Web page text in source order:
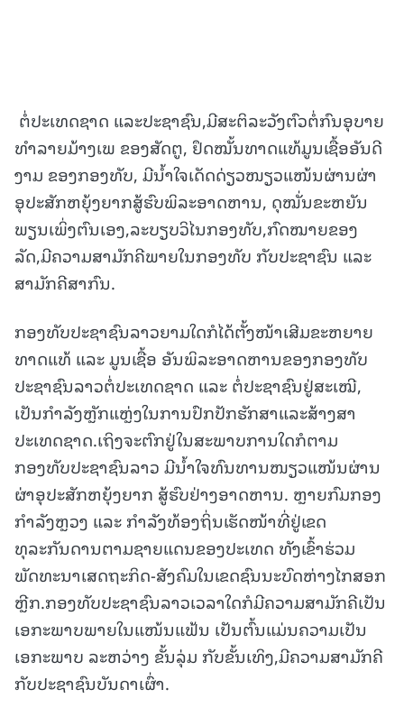
ຕໍ່ປະເທດຊາດ ແລະປະຊາຊົນ,ມີສະຕິລະວັງຕົວຕໍ່ກົນອຸບາຍ
ທຳລາຍມ້າງເພ ຂອງສັດຕູ, ຢຶດໝັ້ນທາດແທ້ມູນເຊື້ອອັນດີ
ງາມ ຂອງກອງທັບ, ມີນ້ຳໃຈເດັດດ່ຽວໜຽວແໜ້ນຜ່ານຜ່າ
ອຸປະສັກຫຍຸ້ງຍາກສູ້ຮົບພິລະອາດຫານ, ດຸໝັ່ນຂະຫຍັນ
ພຽນເພິ່ງຕົນເອງ,ລະບຽບວິໄນກອງທັບ,ກົດໝາຍຂອງ
ລັດ,ມີຄວາມສາມັກຄີພາຍໃນກອງທັບ ກັບປະຊາຊົນ ແລະ
ສາມັກຄີສາກົນ.
ກອງທັບປະຊາຊົນລາວຍາມໃດກໍໄດ້ຕັ້ງໜ້າເສີມຂະຫຍາຍ
ທາດແທ້ ແລະ ມູນເຊື້ອ ອັນພິລະອາດຫານຂອງກອງທັບ
ປະຊາຊົນລາວຕໍ່ປະເທດຊາດ ແລະ ຕໍ່ປະຊາຊົນຢູ່ສະເໝີ,
ເປັນກຳລັງຫຼັກແຫຼ່ງໃນການປົກປັກຮັກສາແລະສ້າງສາ
ປະເທດຊາດ.ເຖິງຈະຕົກຢູ່ໃນສະພາບການໃດກໍຕາມ
ກອງທັບປະຊາຊົນລາວ ມີນ້ຳໃຈທົນທານໜຽວແໜ້ນຜ່ານ
ຜ່າອຸປະສັກຫຍຸ້ງຍາກ ສູ້ຮົບຢ່າງອາດຫານ. ຫຼາຍກົມກອງ
ກຳລັງຫຼວງ ແລະ ກໍາລັງທ້ອງຖິ່ນເຮັດໜ້າທີ່ຢູ່ເຂດ
ທຸລະກັນດານຕາມຊາຍແດນຂອງປະເທດ ທັງເຂົ້າຮ່ວມ
ພັດທະນາເສດຖະກິດ-ສັງຄົມໃນເຂດຊົນນະບົດຫ່າງໄກສອກ
ຫຼີກ.ກອງທັບປະຊາຊົນລາວເວລາໃດກໍມີຄວາມສາມັກຄີເປັນ
ເອກະພາບພາຍໃນແໜ້ນແຟ້ນ ເປັນຕົ້ນແມ່ນຄວາມເປັນ
ເອກະພາບ ລະຫວ່າງ ຂັ້ນລຸ່ມ ກັບຂັ້ນເທິງ,ມີຄວາມສາມັກຄີ
ກັບປະຊາຊົນບັນດາເຜົ່າ.